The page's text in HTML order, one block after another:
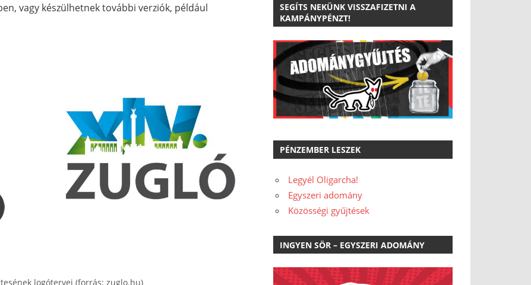
vagy készülhetnek további verziók, például
logótervei (forrás: zuglo.hu)
SEGÍTS NEKÜNK VISSZAFIZETNI A
KAMPÁNYPÉNZT!
PÉNZEMBER LESZEK
Legyél Oligarcha!
Egyszeri adomány
Közösségi gyűjtések
INGYEN SÖR – EGYSZERI ADOMÁNY